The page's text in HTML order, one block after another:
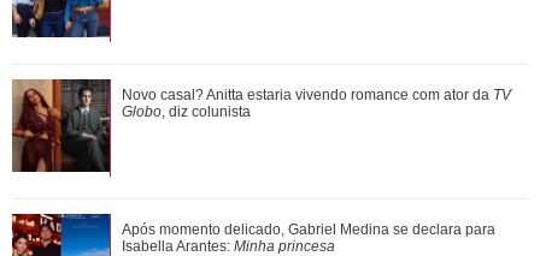
Anne Hathaway manda recado em quadro do SBT após
novidade no programa: - Obrigada, Brasil, p...
Novo casal? Anitta estaria vivendo romance com ator da TV
Globo , diz colunista
Após momento delicado, Gabriel Medina se declara para
Isabella Arantes: Minha princesa